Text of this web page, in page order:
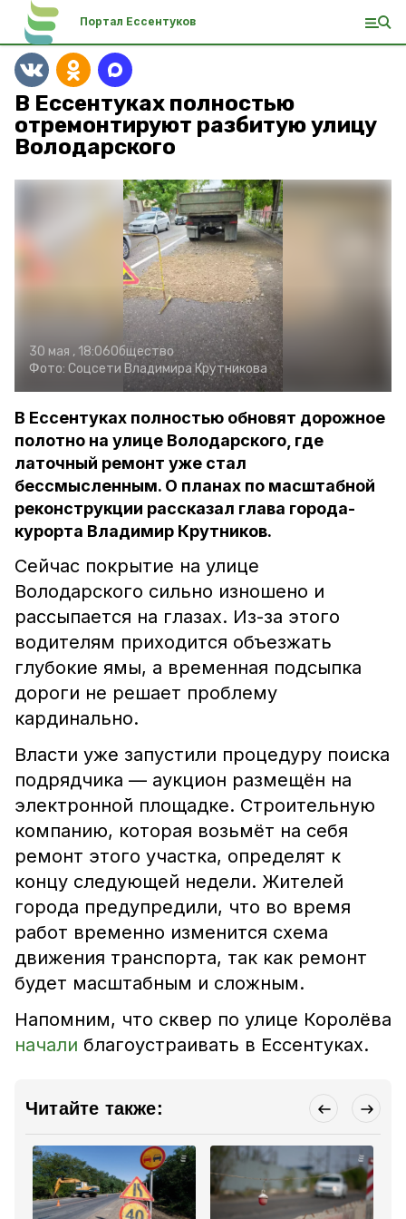
Портал Ессентуков
В Ессентуках полностью
отремонтируют разбитую улицу
Володарского
30 мая , 18:06Общество
Фото: Соцсети Владимира Крутникова
В Ессентуках полностью обновят дорожное
полотно на улице Володарского, где
латочный ремонт уже стал
бессмысленным. О планах по масштабной
реконструкции рассказал глава города-
курорта Владимир Крутников.
Сейчас покрытие на улице
Володарского сильно изношено и
рассыпается на глазах. Из-за этого
водителям приходится объезжать
глубокие ямы, а временная подсыпка
дороги не решает проблему
кардинально.
Власти уже запустили процедуру поиска
подрядчика — аукцион размещён на
электронной площадке. Строительную
компанию, которая возьмёт на себя
ремонт этого участка, определят к
концу следующей недели. Жителей
города предупредили, что во время
работ временно изменится схема
движения транспорта, так как ремонт
будет масштабным и сложным.
Напомним, что сквер по улице Королёва
начали благоустраивать в Ессентуках.
Читайте также: